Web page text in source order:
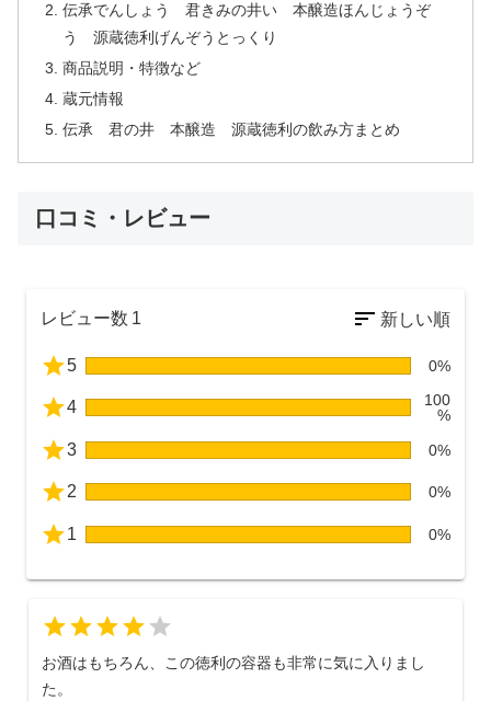
伝承でんしょう 君きみの井い 本醸造ほんじょうぞ
う 源蔵徳利げんぞうとっくり
商品説明・特徴など
蔵元情報
伝承 君の井 本醸造 源蔵徳利の飲み方まとめ
口コミ・レビュー
レビュー数 1
5 0%
4
100
%
3 0%
2 0%
1 0%
お酒はもちろん、この徳利の容器も非常に気に入りまし
た。